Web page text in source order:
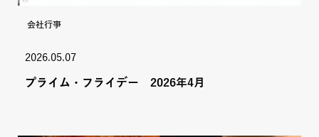
会社行事
2026.05.07
プライム・フライデー 2026年4月